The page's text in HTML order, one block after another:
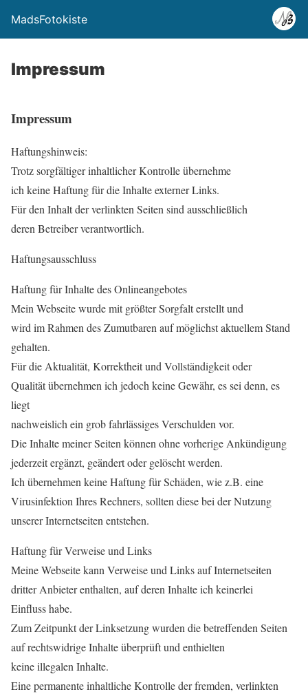
MadsFotokiste
Impressum
Impressum
Haftungshinweis:
Trotz sorgfältiger inhaltlicher Kontrolle übernehme
ich keine Haftung für die Inhalte externer Links.
Für den Inhalt der verlinkten Seiten sind ausschließlich
deren Betreiber verantwortlich.
Haftungsausschluss
Haftung für Inhalte des Onlineangebotes
Mein Webseite wurde mit größter Sorgfalt erstellt und
wird im Rahmen des Zumutbaren auf möglichst aktuellem Stand
gehalten.
Für die Aktualität, Korrektheit und Vollständigkeit oder
Qualität übernehmen ich jedoch keine Gewähr, es sei denn, es
liegt
nachweislich ein grob fahrlässiges Verschulden vor.
Die Inhalte meiner Seiten können ohne vorherige Ankündigung
jederzeit ergänzt, geändert oder gelöscht werden.
Ich übernehmen keine Haftung für Schäden, wie z.B. eine
Virusinfektion Ihres Rechners, sollten diese bei der Nutzung
unserer Internetseiten entstehen.
Haftung für Verweise und Links
Meine Webseite kann Verweise und Links auf Internetseiten
dritter Anbieter enthalten, auf deren Inhalte ich keinerlei
Einfluss habe.
Zum Zeitpunkt der Linksetzung wurden die betreffenden Seiten
auf rechtswidrige Inhalte überprüft und enthielten
keine illegalen Inhalte.
Eine permanente inhaltliche Kontrolle der fremden, verlinkten